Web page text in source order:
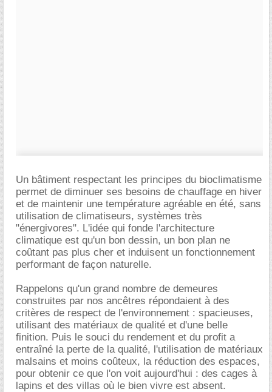
Un bâtiment respectant les principes du bioclimatisme
permet de diminuer ses besoins de chauffage en hiver
et de maintenir une température agréable en été, sans
utilisation de climatiseurs, systèmes très
"énergivores". L'idée qui fonde l'architecture
climatique est qu'un bon dessin, un bon plan ne
coûtant pas plus cher et induisent un fonctionnement
performant de façon naturelle.
Rappelons qu'un grand nombre de demeures
construites par nos ancêtres répondaient à des
critères de respect de l'environnement : spacieuses,
utilisant des matériaux de qualité et d'une belle
finition. Puis le souci du rendement et du profit a
entraîné la perte de la qualité, l'utilisation de matériaux
malsains et moins coûteux, la réduction des espaces,
pour obtenir ce que l'on voit aujourd'hui : des cages à
lapins et des villas où le bien vivre est absent.